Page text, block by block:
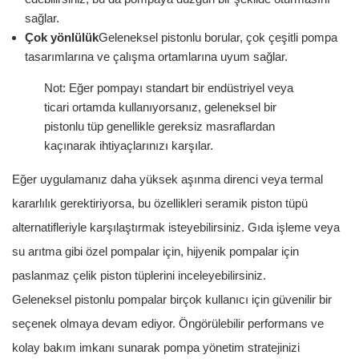
sağlar.
Çok yönlülükGeleneksel pistonlu borular, çok çeşitli pompa
tasarımlarına ve çalışma ortamlarına uyum sağlar.
Not: Eğer pompayı standart bir endüstriyel veya
ticari ortamda kullanıyorsanız, geleneksel bir
pistonlu tüp genellikle gereksiz masraflardan
kaçınarak ihtiyaçlarınızı karşılar.
Eğer uygulamanız daha yüksek aşınma direnci veya termal
kararlılık gerektiriyorsa, bu özellikleri seramik piston tüpü
alternatifleriyle karşılaştırmak isteyebilirsiniz. Gıda işleme veya
su arıtma gibi özel pompalar için, hijyenik pompalar için
paslanmaz çelik piston tüplerini inceleyebilirsiniz.
Geleneksel pistonlu pompalar birçok kullanıcı için güvenilir bir
seçenek olmaya devam ediyor. Öngörülebilir performans ve
kolay bakım imkanı sunarak pompa yönetim stratejinizi